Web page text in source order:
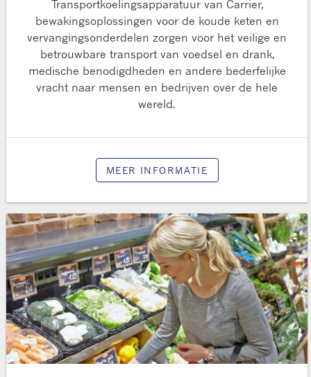
Transportkoelingsapparatuur van Carrier,
bewakingsoplossingen voor de koude keten en
vervangingsonderdelen zorgen voor het veilige en
betrouwbare transport van voedsel en drank,
medische benodigdheden en andere bederfelijke
vracht naar mensen en bedrijven over de hele
wereld.
MEER INFORMATIE